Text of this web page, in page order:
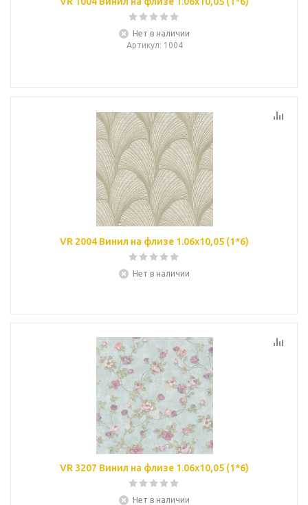
Нет в наличии
Артикул: 1004
VR 2004 Винил на флизе 1.06х10,05 (1*6)
Нет в наличии
VR 3207 Винил на флизе 1.06х10,05 (1*6)
Нет в наличии